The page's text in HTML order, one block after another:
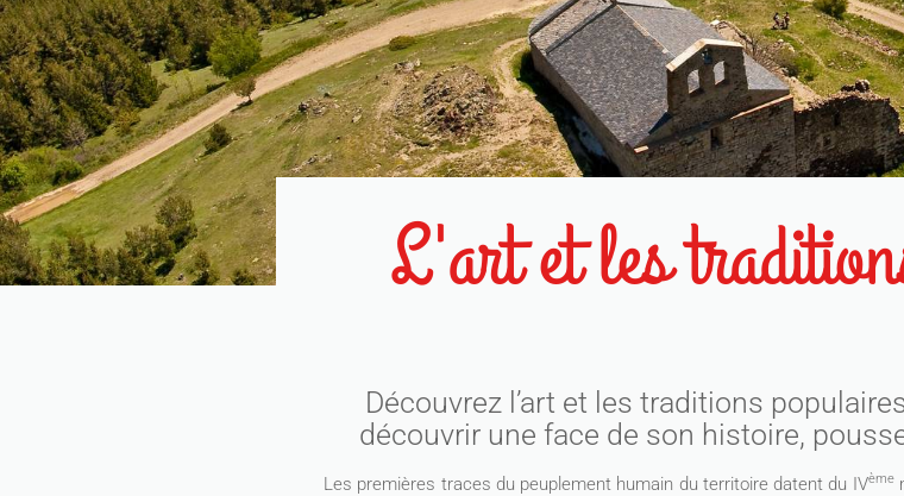
L'art et les
Découvrez l’art et les traditions
découvrir une face de son histoire,
Les premières traces du peuplement humain du territoire datent du IVème